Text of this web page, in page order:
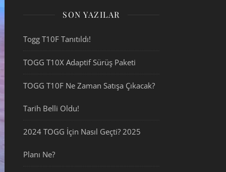
SON YAZILAR
Togg T10F Tanıtıldı!
TOGG T10X Adaptif Sürüş Paketi
TOGG T10F Ne Zaman Satışa Çıkacak?
Tarih Belli Oldu!
2024 TOGG İçin Nasıl Geçti? 2025
Planı Ne?